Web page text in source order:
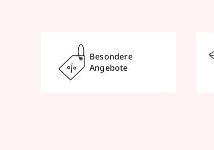
Besondere
Angebote